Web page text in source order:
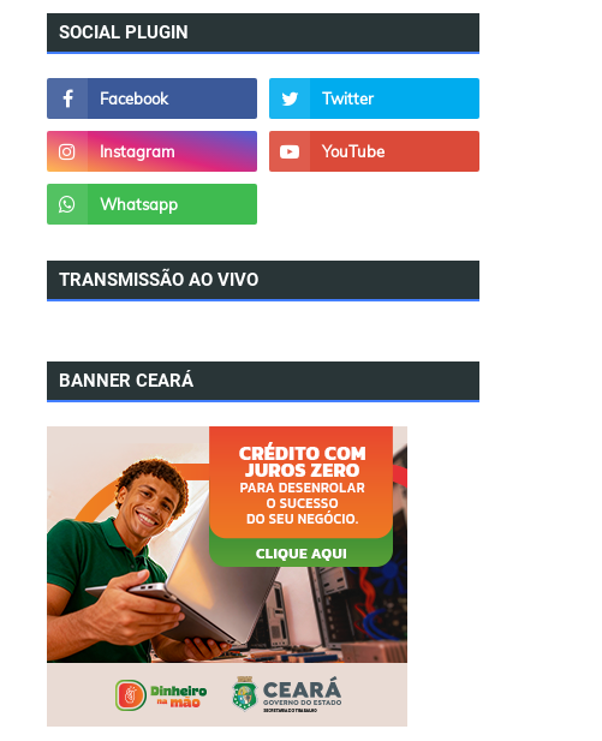
SOCIAL PLUGIN
TRANSMISSÃO AO VIVO
BANNER CEARÁ